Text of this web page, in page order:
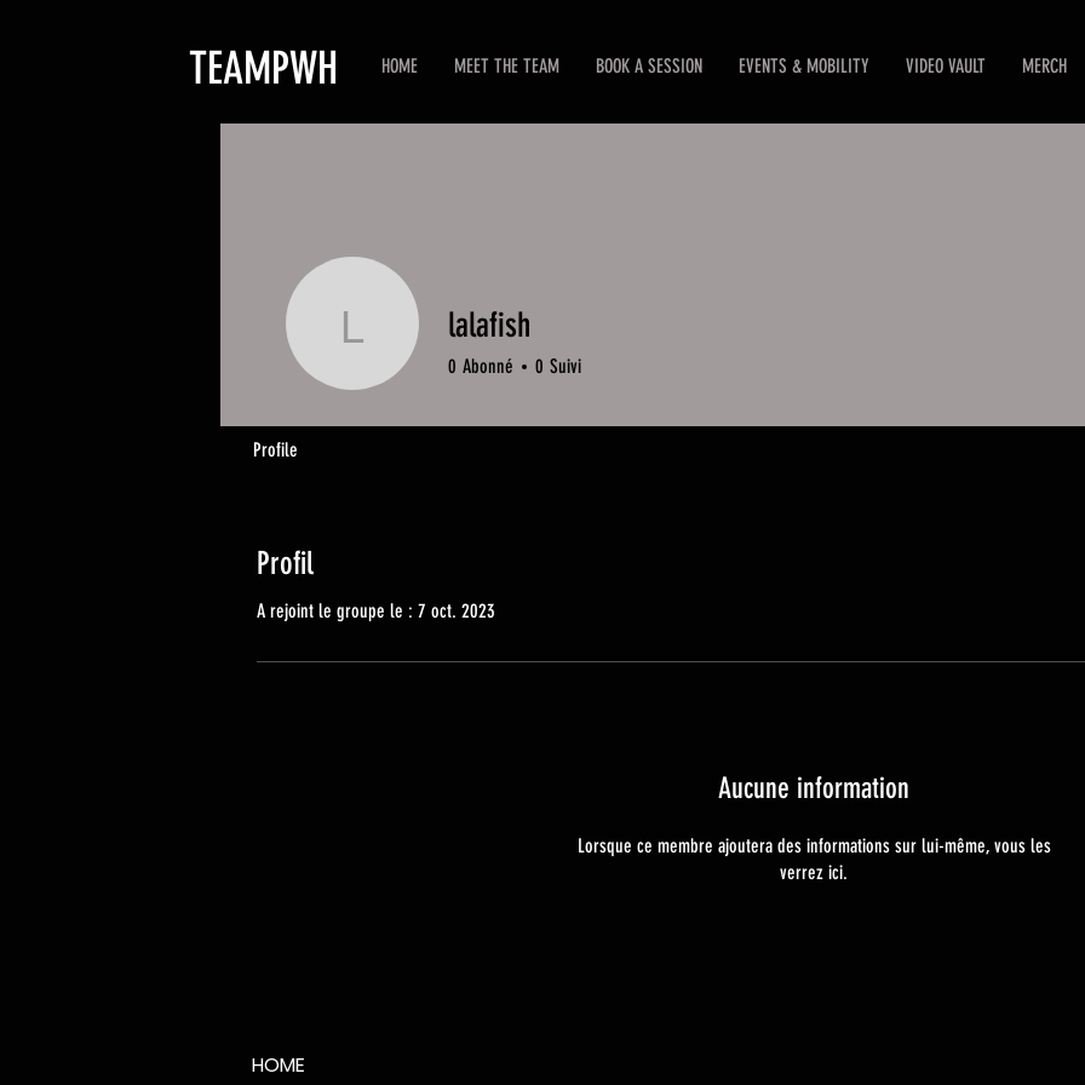
TEAMPWH HOME MEET THE TEAM BOOK A SESSION EVENTS & MOBILITY VIDEO VAULT MERCH
Profil
A rejoint le groupe le : 7 oct. 2023
Aucune information
Lorsque ce membre ajoutera des informations sur lui-même, vous les
verrez ici.
lalafishlalafish
0 Abonné 0 Suivi
Profile
HOME